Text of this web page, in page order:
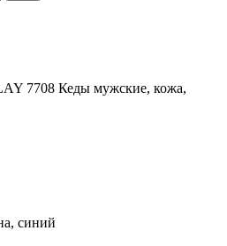
7708 Кеды мужские, кожа,
синий